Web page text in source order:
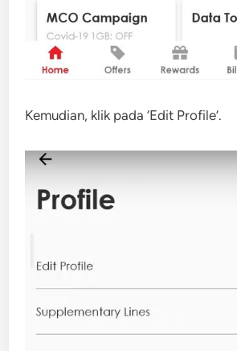
Kemudian, klik pada ‘Edit Profile’.